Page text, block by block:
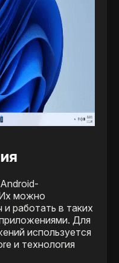
можно
и работать в таких
Для
используется
и технология